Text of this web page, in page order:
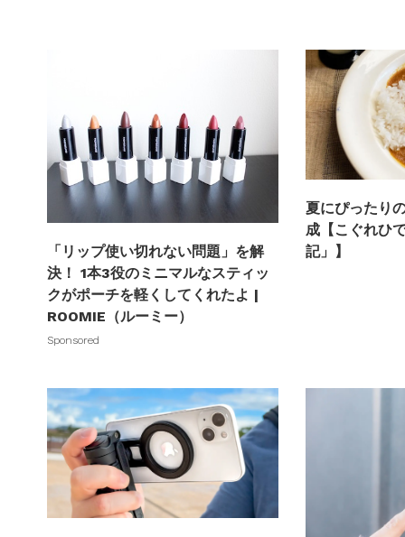
「リップ使い切れない問題」を解
決！ 1本3役のミニマルなスティッ
クがポーチを軽くしてくれたよ |
ROOMIE（ルーミー）
Sponsored
夏にぴったり
成【こぐれひ
記」】